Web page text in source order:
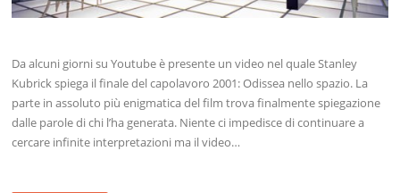
Da alcuni giorni su Youtube è presente un video nel quale Stanley
Kubrick spiega il finale del capolavoro 2001: Odissea nello spazio. La
parte in assoluto più enigmatica del film trova finalmente spiegazione
dalle parole di chi l’ha generata. Niente ci impedisce di continuare a
cercare infinite interpretazioni ma il video…